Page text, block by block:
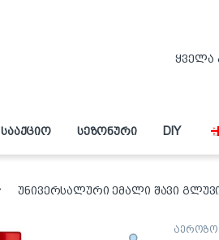
სააქციო სეზონური DIY
უნივერსალური ემალი შავი